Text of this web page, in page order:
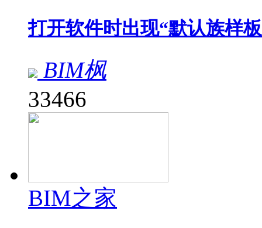
打开软件时出现“默认族样
BIM枫
33466
BIM之家